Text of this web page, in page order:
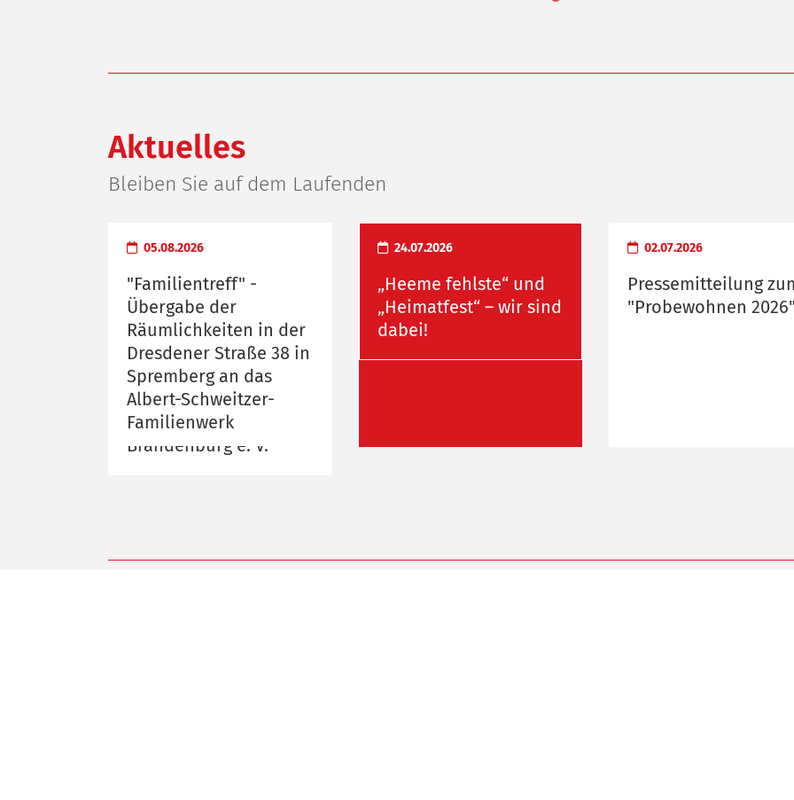
Aktuelles
Bleiben Sie auf dem Laufenden
05.08.2026
"Familientreff" -
Übergabe der
Räumlichkeiten in der
Dresdener Straße 38 in
Spremberg an das
Albert-Schweitzer-
Familienwerk
Brandenburg e. V.
24.07.2026
„Heeme fehlste“ und
„Heimatfest“ – wir sind
dabei!
02.07.2026
Pressemitteilung
"Probewohnen 2026"